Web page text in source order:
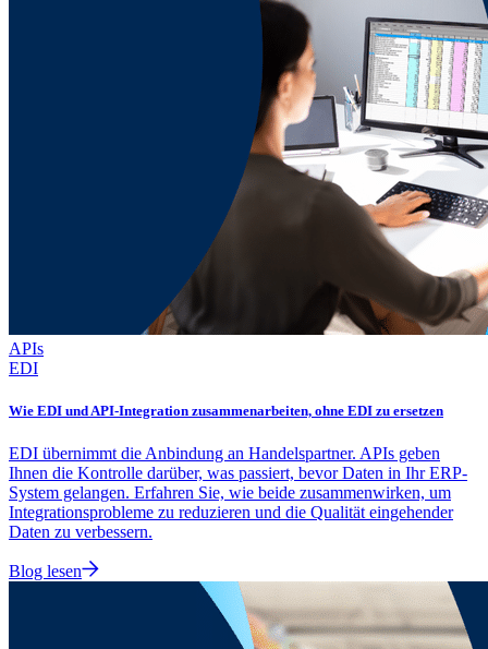
APIs
EDI
Wie EDI und API-Integration zusammenarbeiten, ohne EDI zu ersetzen
EDI übernimmt die Anbindung an Handelspartner. APIs geben
Ihnen die Kontrolle darüber, was passiert, bevor Daten in Ihr ERP-
System gelangen. Erfahren Sie, wie beide zusammenwirken, um
Integrationsprobleme zu reduzieren und die Qualität eingehender
Daten zu verbessern.
Blog lesen